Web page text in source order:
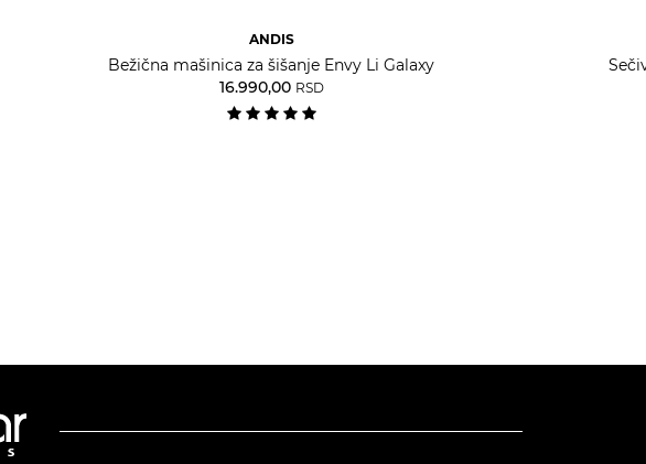
ANDIS
Bežična mašinica za šišanje Envy Li Galaxy
16.990,00 RSD